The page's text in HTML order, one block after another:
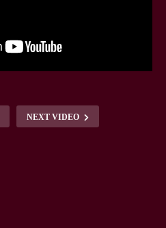
NEXT VIDEO